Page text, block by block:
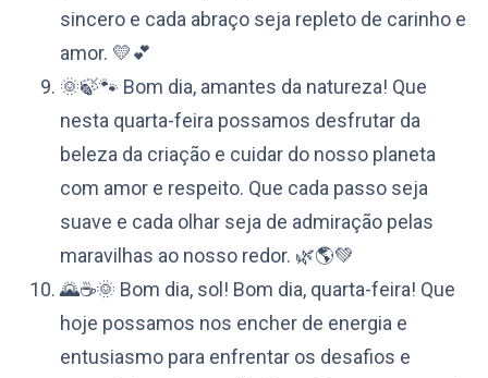
sincero e cada abraço seja repleto de carinho e
amor. 💛💕
🌞🍃🐾 Bom dia, amantes da natureza! Que
nesta quarta-feira possamos desfrutar da
beleza da criação e cuidar do nosso planeta
com amor e respeito. Que cada passo seja
suave e cada olhar seja de admiração pelas
maravilhas ao nosso redor. 🌿🌎💚
🌄☕️🌞 Bom dia, sol! Bom dia, quarta-feira! Que
hoje possamos nos encher de energia e
entusiasmo para enfrentar os desafios e